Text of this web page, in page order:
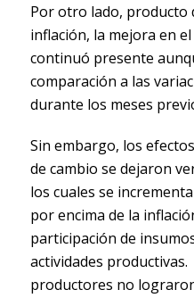
Por otro lado, producto
inflación, la mejora en
continuó presente
comparación a las
durante los meses
Sin embargo, los
de cambio se dejaron
los cuales se
por encima de la
participación de
actividades
productores no